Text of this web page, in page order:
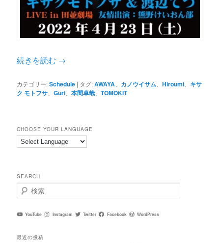
移
動
続きを読む →
カテゴリー:Schedule | タグ:AWAYA カノウイサム 、Hiroumi
キサ
ク モトフサ 、Guri 、本間卓哉 、TOMOKIT
CHOOSE YOUR LANGUAGE
SEARCH
検
索
YouTube Instagram Twitter Facebook WordPress
最近の投稿